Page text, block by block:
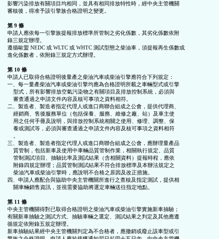
影響污染排放有關項目均相同，並具有相同排放特性時，經中央主管機關
審核後，得准予該引擎族合格證明之變更。
第 9 條
申請人應依每一引擎族提報排放標準所管制之劣化係數，其劣化係數依附
錄三規定辦理。
遵循歐盟 NEDC 或 WLTC 或 WHTC 測試型態之柴油車，須提報再生係數或
進化係數者，依附錄三規定方式辦理。
第 10 條
申請人已取得合格證明後量產之柴油汽車或柴油引擎應符合下列規定：
一、每一量產柴油汽車或柴油引擎均應為合格證明所載之車輛型式或引擎
二、製造者、製造者指定代理人或進口商聯合組成之公會，提供代理商、
三、製造者、製造者指定代理人或進口商聯合組成之公會，應辦理量產品
四、申請人應配合與協助中央主管機關所進行之查核及指定測試，提供相
第 11 條
中央主管機關得對已取得合格證明之柴油汽車或柴油引擎實施新車抽驗；
有關新車抽驗之測試方式、抽驗車輛之選定、測試結果之判定及其他應遵
循規定依附錄五規定辦理。
新車抽驗結果經中央主管機關判定為不合格者，應撤銷或廢止該車型或引